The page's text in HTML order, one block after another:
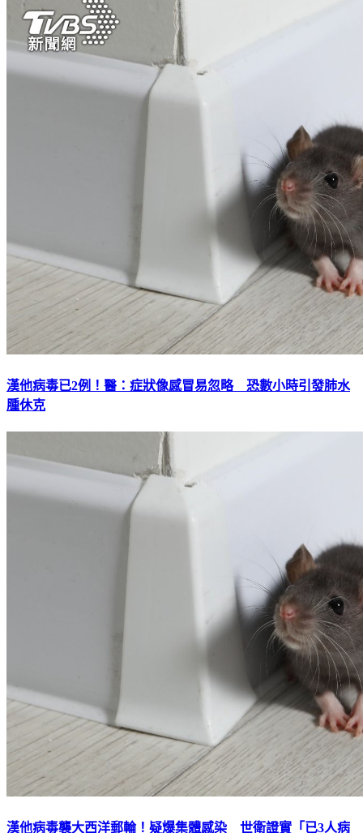
漢他病毒已2例！醫：症狀像感冒易忽略 恐數小時引發肺水
腫休克
漢他病毒襲大西洋郵輪！疑爆集體感染 世衛證實「已3人病